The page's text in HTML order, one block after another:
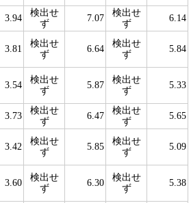
3.94
検出せ
ず
7.07
検出せ
ず
6.14
3.81
検出せ
ず
6.64
検出せ
ず
5.84
3.54
検出せ
ず
5.87
検出せ
ず
5.33
3.73
検出せ
ず
6.47
検出せ
ず
5.65
3.42
検出せ
ず
5.85
検出せ
ず
5.09
3.60
検出せ
ず
6.30
検出せ
ず
5.38